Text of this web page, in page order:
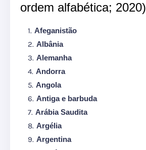
ordem alfabética; 2020)
Afeganistão
Albânia
Alemanha
Andorra
Angola
Antiga e barbuda
Arábia Saudita
Argélia
Argentina